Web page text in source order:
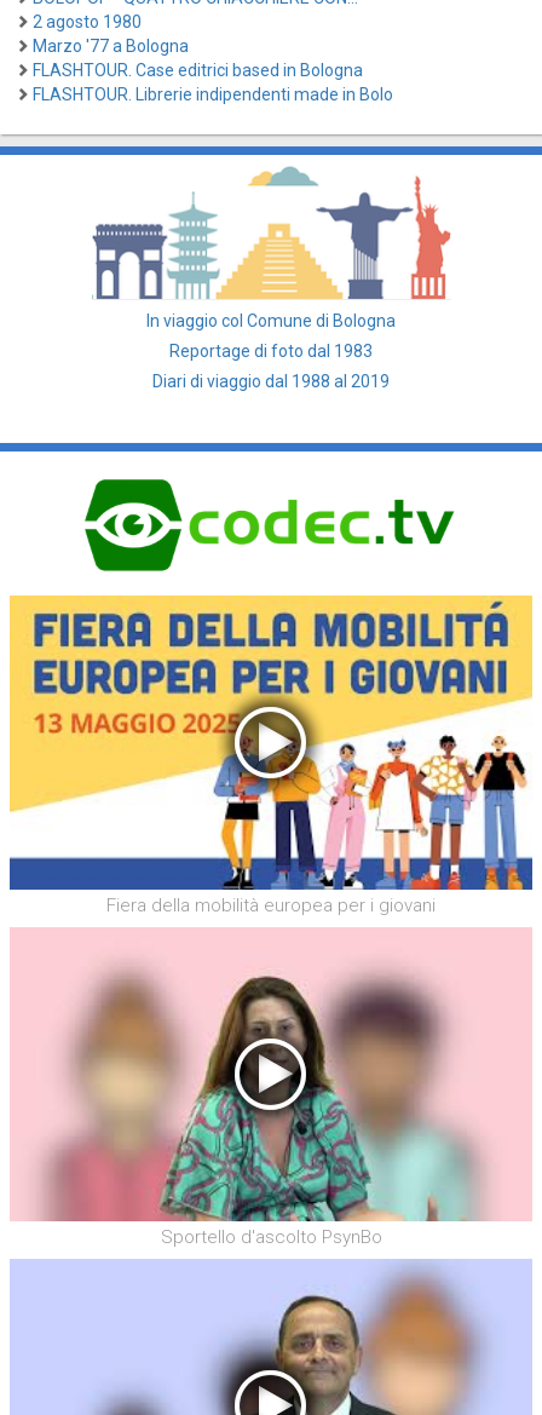
2 agosto 1980
Marzo '77 a Bologna
FLASHTOUR. Case editrici based in Bologna
FLASHTOUR. Librerie indipendenti made in Bolo
In viaggio col Comune di Bologna
Reportage di foto dal 1983
Diari di viaggio dal 1988 al 2019
Fiera della mobilità europea per i giovani
Sportello d'ascolto PsynBo